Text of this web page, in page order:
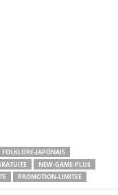
FOLKLORE-JAPONAIS
NEW-GAME-PLUS
PROMOTION-LIMITEE